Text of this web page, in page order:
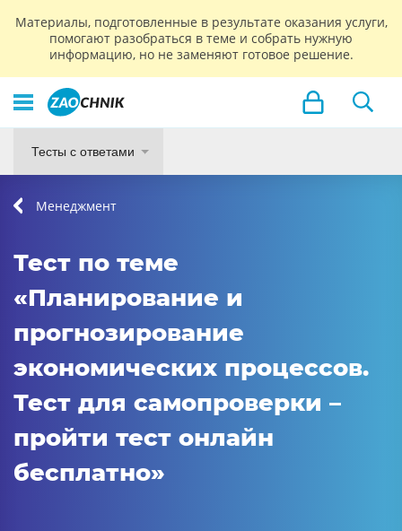
Материалы, подготовленные в результате оказания услуги,
помогают разобраться в теме и собрать нужную
информацию, но не заменяют готовое решение.
Тесты с ответами
Менеджмент
Тест по теме
«Планирование и
прогнозирование
экономических процессов.
Тест для самопроверки –
пройти тест онлайн
бесплатно»